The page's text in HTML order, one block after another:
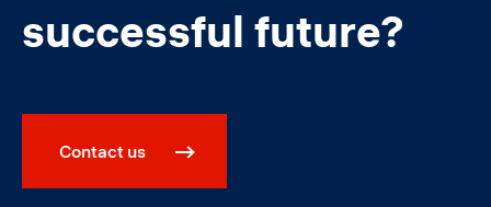
successful future?
Contact us